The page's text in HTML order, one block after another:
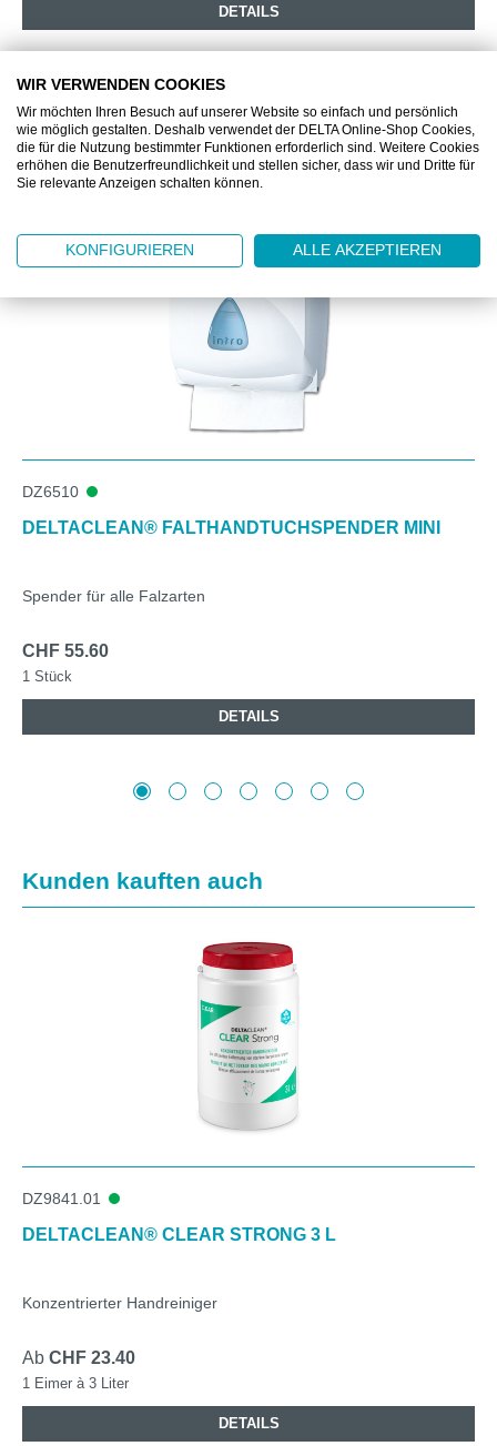
DETAILS
Produktgalerie überspringen
Unsere Empfehlung zum Produkt
DZ6510
DELTACLEAN® FALTHANDTUCHSPENDER MINI
Spender für alle Falzarten
CHF 55.60
1 Stück
DETAILS
Produktgalerie überspringen
Kunden kauften auch
DZ9841.01
DELTACLEAN® CLEAR STRONG 3 L
Konzentrierter Handreiniger
Ab CHF 23.40
1 Eimer à 3 Liter
DETAILS
WIR VERWENDEN COOKIES
Wir möchten Ihren Besuch auf unserer Website so einfach und persönlich
wie möglich gestalten. Deshalb verwendet der DELTA Online-Shop Cookies,
die für die Nutzung bestimmter Funktionen erforderlich sind. Weitere Cookies
erhöhen die Benutzerfreundlichkeit und stellen sicher, dass wir und Dritte für
Sie relevante Anzeigen schalten können.
KONFIGURIEREN ALLE AKZEPTIEREN